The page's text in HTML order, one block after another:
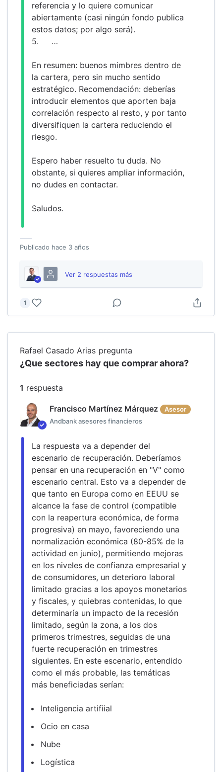
referencia y lo quiere comunicar
abiertamente (casi ningún fondo publica
estos datos; por algo será).
5.	…
En resumen: buenos mimbres dentro de
la cartera, pero sin mucho sentido
estratégico. Recomendación: deberías
introducir elementos que aporten baja
correlación respecto al resto, y por tanto
diversifiquen la cartera reduciendo el
riesgo.
Espero haber resuelto tu duda. No
obstante, si quieres ampliar información,
no dudes en contactar.
Saludos.
Publicado hace 3 años
Ver 2 respuestas más
1
Rafael Casado Arias pregunta
¿Que sectores hay que comprar ahora?
1 respuesta
Francisco Martínez Márquez
Asesor
Andbank asesores financieros
La respuesta va a depender del
escenario de recuperación. Deberíamos
pensar en una recuperación en "V" como
escenario central. Esto va a depender de
que tanto en Europa como en EEUU se
alcance la fase de control (compatible
con la reapertura económica, de forma
progresiva) en mayo, favoreciendo una
normalización económica (80-85% de la
actividad en junio), permitiendo mejoras
en los niveles de confianza empresarial y
de consumidores, un deterioro laboral
limitado gracias a los apoyos monetarios
y fiscales, y quiebras contenidas, lo que
determinaría un impacto de la recesión
limitado, según la zona, a los dos
primeros trimestres, seguidas de una
fuerte recuperación en trimestres
siguientes. En este escenario, entendido
como el más probable, las temáticas
más beneficiadas serían:
Inteligencia artifiial
Ocio en casa
Nube
Logística